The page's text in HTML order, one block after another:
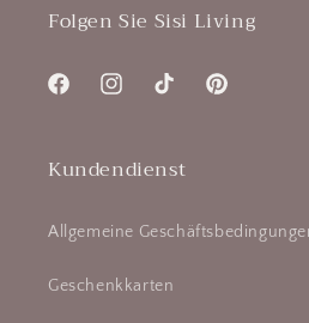
Folgen Sie Sisi Living
FacebookInstagramTikTok Pinterest
Kundendienst
Allgemeine
Geschenkkarten